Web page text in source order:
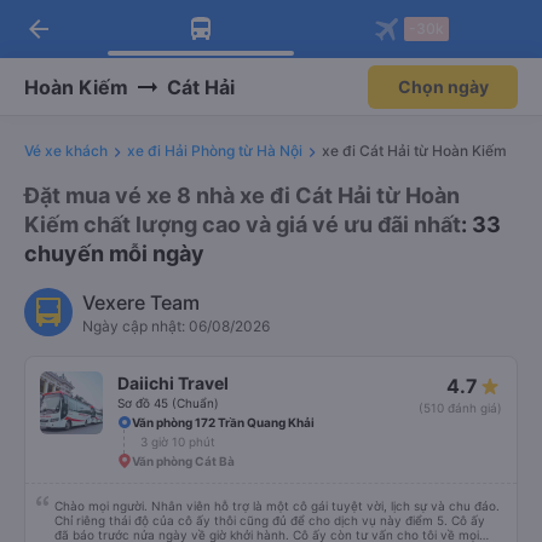
Tải app Vexere ngay!
Nhận ưu đãi thành viên độc
Mở app
Tải app Vexere
-30k/ghế khi đặt vé máy bay qua
Mở app
arrow_back
Hoàn Kiếm Cát Hải Chọn ngày
Vé xe khách xe đi Hải Phòng từ Hà Nội xe đi Cát Hải từ Hoàn Kiếm
Đặt mua vé xe 8 nhà xe đi Cát Hải từ Hoàn
Kiếm chất lượng cao và giá vé ưu đãi nhất: 33
chuyến mỗi ngày
Vexere Team
Ngày cập nhật: 06/08/2026
Daiichi Travel
Sơ đồ 45 (Chuẩn)
4.7
(510 đánh giá)
Văn phòng 172 Trần Quang Khải
3 giờ 10 phút
Văn phòng Cát Bà
Chào mọi người. Nhân viên hỗ trợ là một cô gái tuyệt vời, lịch sự và chu đáo.
Chỉ riêng thái độ của cô ấy thôi cũng đủ để cho dịch vụ này điểm 5. Cô ấy
đã báo trước nửa ngày về giờ khởi hành. Cô ấy còn tư vấn cho tôi về mọi